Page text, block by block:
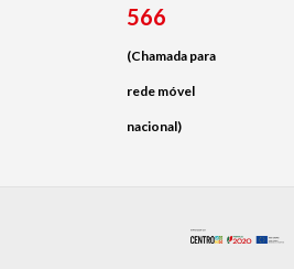
566
(Chamada para
rede móvel
nacional)